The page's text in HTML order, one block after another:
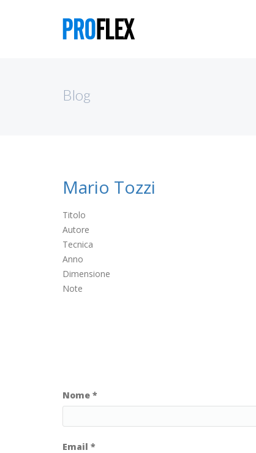
Blog
Mario Tozzi
Titolo
Autore
Tecnica
Anno
Dimensione
Note
Nome *
Email *